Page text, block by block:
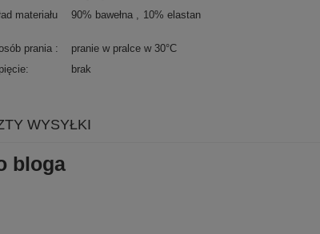
materiału
90% bawełna 10% elastan
prania
pranie w pralce w 30°C
brak
WYSYŁKI
bloga